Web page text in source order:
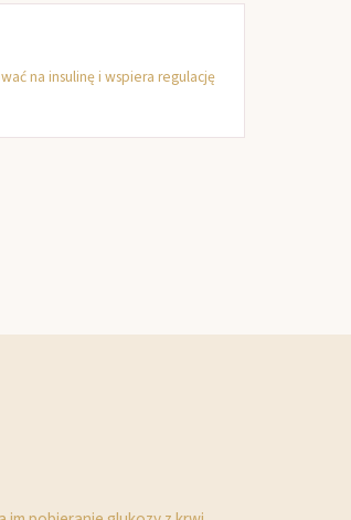
na insulinę i wspiera regulację